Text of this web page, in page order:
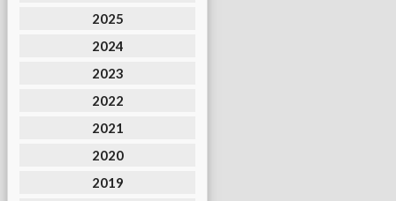
2025
2024
2023
2022
2021
2020
2019